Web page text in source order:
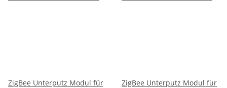
ZigBee Unterputz Modul für
ZigBee Unterputz Modul für